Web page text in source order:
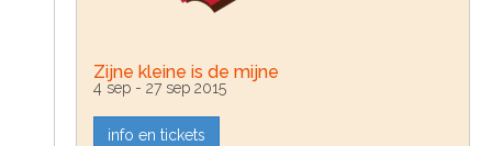
Zijne kleine is de mijne
4 sep - 27 sep 2015
info en tickets